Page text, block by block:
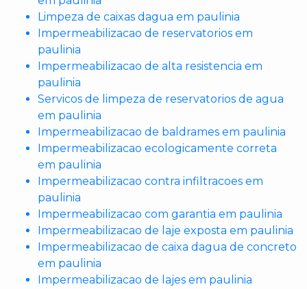
Limpeza de caixas dagua em paulinia
Impermeabilizacao de reservatorios em
paulinia
Impermeabilizacao de alta resistencia em
paulinia
Servicos de limpeza de reservatorios de agua
em paulinia
Impermeabilizacao de baldrames em paulinia
Impermeabilizacao ecologicamente correta
em paulinia
Impermeabilizacao contra infiltracoes em
paulinia
Impermeabilizacao com garantia em paulinia
Impermeabilizacao de laje exposta em paulinia
Impermeabilizacao de caixa dagua de concreto
em paulinia
Impermeabilizacao de lajes em paulinia